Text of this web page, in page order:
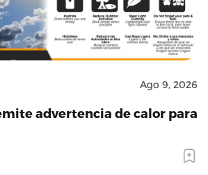
Ago 9, 2026
advertencia de calor para